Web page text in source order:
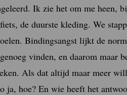
Ik zie het om me heen,
de duurste kleding. We
Bindingsangst lijkt de
vinden, en daarom maar
Als dat altijd maar meer
ja, hoe? En wie heeft het